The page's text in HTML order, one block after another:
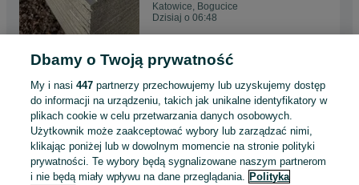
Katowice, Bogucice
Dzisiaj o 06:48
Płyta cementowo wiórowa
konstrukcyjna, niepalna,
struktura betonu, loft
60 zł
Pszczyna
Dzisiaj o 06:48
Dbamy o Twoją prywatność
My i nasi447 partnerzy przechowujemy lub uzyskujemy dostęp
do informacji na urządzeniu, takich jak unikalne identyfikatory w
plikach cookie w celu przetwarzania danych osobowych.
Użytkownik może zaakceptować wybory lub zarządzać nimi,
klikając poniżej lub w dowolnym momencie na stronie polityki
prywatności. Te wybory będą sygnalizowane naszym partnerom
i nie będą miały wpływu na dane przeglądania. Polityka